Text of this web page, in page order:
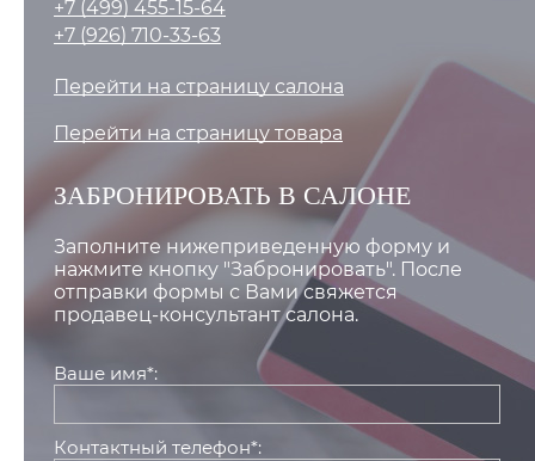
+7 (499) 455-15-64
+7 (926) 710-33-63
Перейти на страницу салона
Перейти на страницу товара
ЗАБРОНИРОВАТЬ В САЛОНЕ
Заполните нижеприведенную форму и
нажмите кнопку "Забронировать". После
отправки формы с Вами свяжется
продавец-консультант салона.
Ваше имя*:
Контактный телефон*: